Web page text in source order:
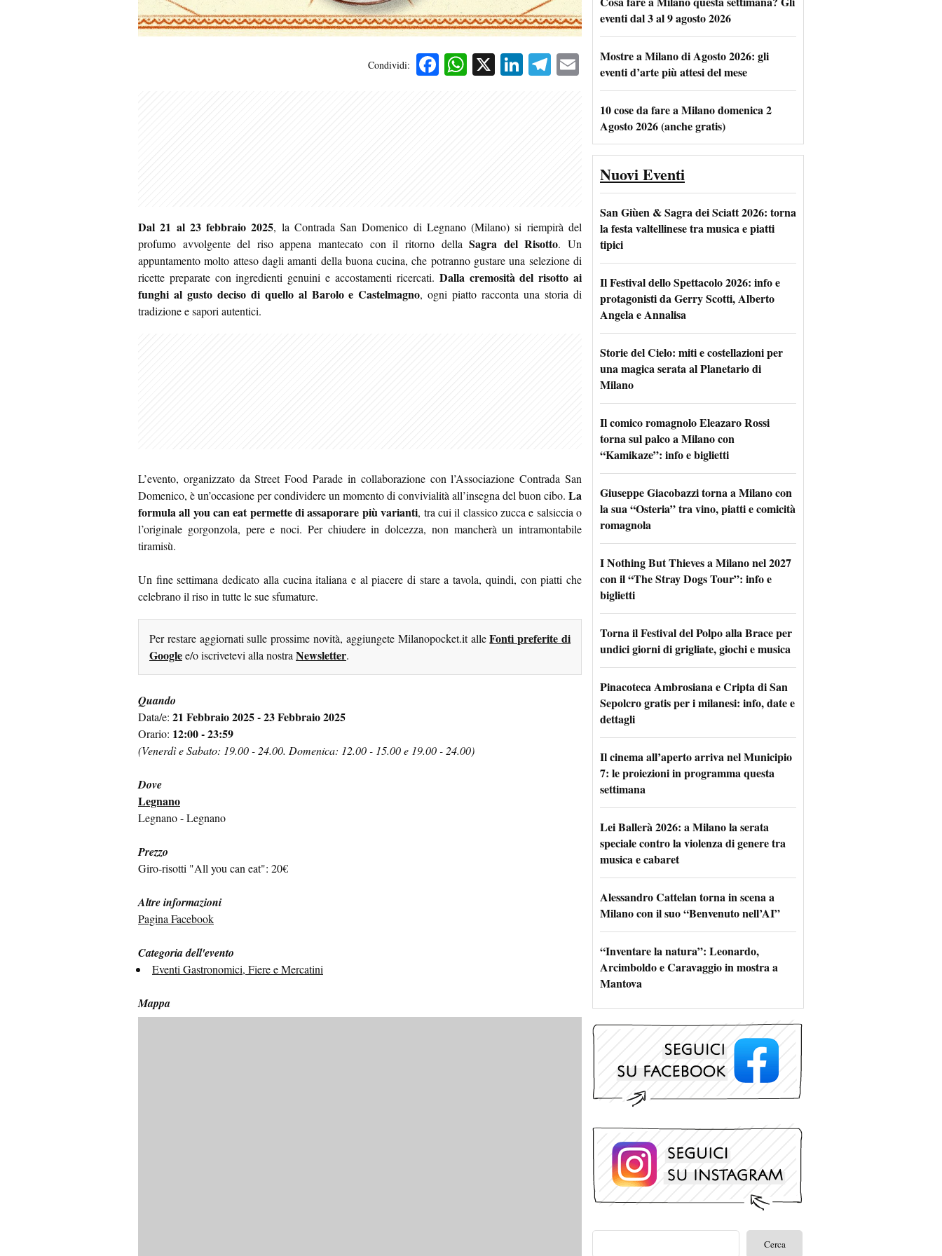
Condividi: Facebook
WhatsApp
X LinkedIn
Telegram
Email
Dal 21 al 23 febbraio 2025, la Contrada San Domenico di Legnano (Milano) si riempirà del
profumo avvolgente del riso appena mantecato con il ritorno dellaSagra del Risotto. Un
appuntamento molto atteso dagli amanti della buona cucina, che potranno gustare una selezione di
ricette preparate con ingredienti genuini e accostamenti ricercati. Dalla cremosità del risotto ai
funghi al gusto deciso di quello al Barolo e Castelmagno, ogni piatto racconta una storia di
tradizione e sapori autentici.
L’evento, organizzato da Street Food Parade in collaborazione con l’Associazione Contrada San
Domenico, è un’occasione per condividere un momento di convivialità all’insegna del buon cibo. La
formula all you can eat permette di assaporare più varianti, tra cui il classico zucca e salsiccia o
l’originale gorgonzola, pere e noci. Per chiudere in dolcezza, non mancherà un intramontabile
tiramisù.
Un fine settimana dedicato alla cucina italiana e al piacere di stare a tavola, quindi, con piatti che
celebrano il riso in tutte le sue sfumature.
Per restare aggiornati sulle prossime novità, aggiungete Milanopocket.it alleFonti preferite di
Googlee/o iscrivetevi alla nostraNewsletter.
Quando
Data/e: 21 Febbraio 2025 - 23 Febbraio 2025
Orario: 12:00 - 23:59
(Venerdì e Sabato: 19.00 - 24.00. Domenica: 12.00 - 15.00 e 19.00 - 24.00)
Dove
Legnano
Legnano - Legnano
Prezzo
Giro-risotti "All you can eat": 20€
Altre informazioni
Pagina Facebook
Categoria dell'evento
Eventi Gastronomici, Fiere e Mercatini
Mappa
eventi dal 3 al 9 agosto 2026
Mostre a Milano di Agosto 2026: gli
eventi d’arte più attesi del mese
10 cose da fare a Milano domenica 2
Agosto 2026 (anche gratis)
Nuovi Eventi
San Giùen & Sagra dei Sciatt 2026: torna
la festa valtellinese tra musica e piatti
tipici
Il Festival dello Spettacolo 2026: info e
protagonisti da Gerry Scotti, Alberto
Angela e Annalisa
Storie del Cielo: miti e costellazioni per
una magica serata al Planetario di
Milano
Il comico romagnolo Eleazaro Rossi
torna sul palco a Milano con
“Kamikaze”: info e biglietti
Giuseppe Giacobazzi torna a Milano con
la sua “Osteria” tra vino, piatti e comicità
romagnola
I Nothing But Thieves a Milano nel 2027
con il “The Stray Dogs Tour”: info e
biglietti
Torna il Festival del Polpo alla Brace per
undici giorni di grigliate, giochi e musica
Pinacoteca Ambrosiana e Cripta di San
Sepolcro gratis per i milanesi: info, date e
dettagli
Il cinema all’aperto arriva nel Municipio
7: le proiezioni in programma questa
settimana
Lei Ballerà 2026: a Milano la serata
speciale contro la violenza di genere tra
musica e cabaret
Alessandro Cattelan torna in scena a
Milano con il suo “Benvenuto nell’AI”
“Inventare la natura”: Leonardo,
Arcimboldo e Caravaggio in mostra a
Mantova